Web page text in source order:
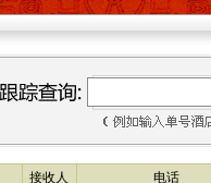
接收人 电话